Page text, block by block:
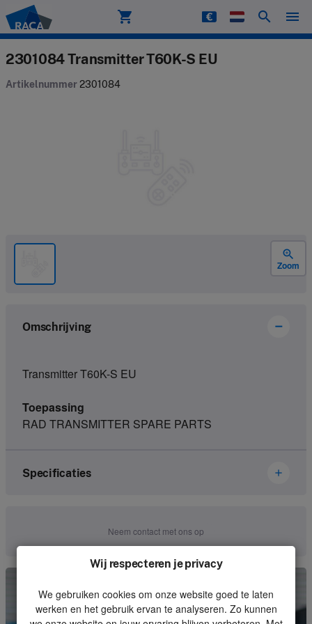
Raca shopping_cart search menu
2301084 Transmitter T60K-S EU
Artikelnummer 2301084
zoom_in
Zoom
Omschrijving
Transmitter T60K-S EU
Toepassing
RAD TRANSMITTER SPARE PARTS
Specificaties
Eenheid
Stuk
Neem contact met ons op
Wij respecteren je privacy
We gebruiken cookies om onze website goed te laten
werken en het gebruik ervan te analyseren. Zo kunnen